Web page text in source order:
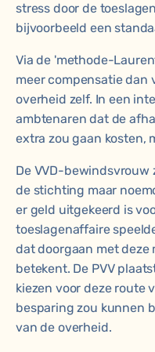
stress door de
bijvoorbeeld een
Via de 'methode-
meer compensatie dan
overheid zelf. In een
ambtenaren dat de
extra zou gaan kosten,
De VVD-
de stichting maar
er geld uitgekeerd is
toeslagenaffaire
dat doorgaan met
betekent. De PVV
kiezen voor deze route
besparing zou kunnen
van de overheid.